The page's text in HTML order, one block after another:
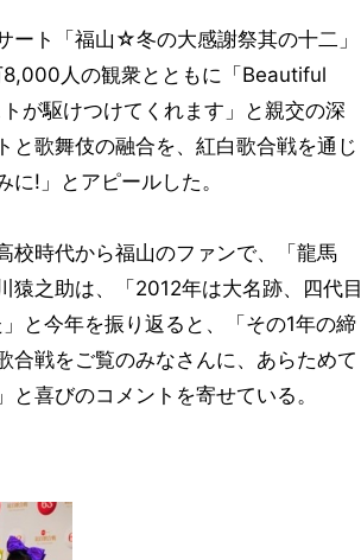
ート「福山☆冬の大感謝祭其の十二」
8,000人の観衆とともに「Beautiful
が駆けつけてくれます」と親交の深
と歌舞伎の融合を、紅白歌合戦を通じ
!」とアピールした。
校時代から福山のファンで、「龍馬
猿之助は、「2012年は大名跡、四代目
と今年を振り返ると、「その1年の締
合戦をご覧のみなさんに、あらためて
喜びのコメントを寄せている。